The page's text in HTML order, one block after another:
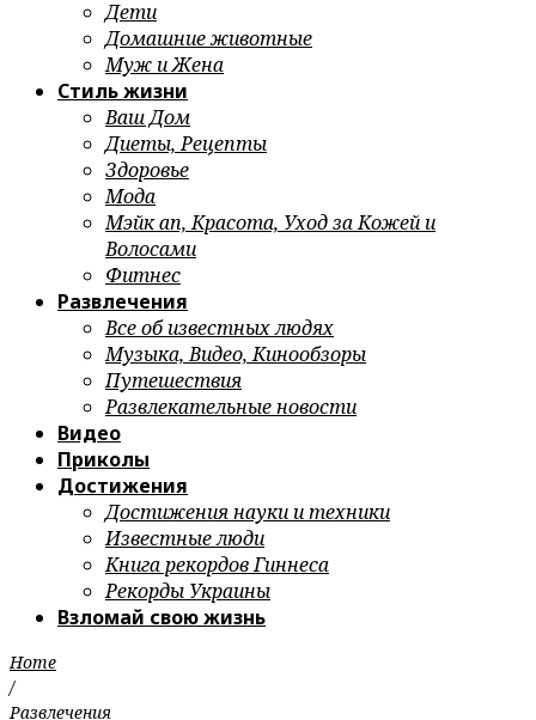
Дети
Домашние животные
Муж и Жена
Стиль жизни
Ваш Дом
Диеты, Рецепты
Здоровье
Мода
Мэйк ап, Красота, Уход за Кожей и
Волосами
Фитнес
Развлечения
Все об известных людях
Музыка, Видео, Кинообзоры
Путешествия
Развлекательные новости
Видео
Приколы
Достижения
Достижения науки и техники
Известные люди
Книга рекордов Гиннеса
Рекорды Украины
Взломай свою жизнь
Home
/
Развлечения